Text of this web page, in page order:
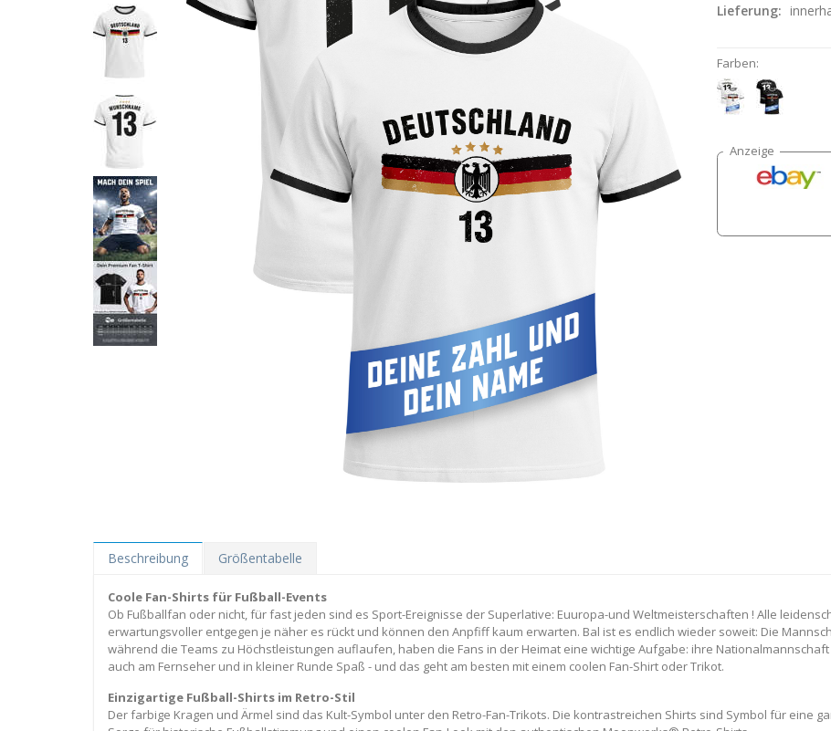
Lieferung:
Farben:
Beschreibung Größentabelle
Coole Fan-Shirts für Fußball-Events
Ob Fußballfan oder nicht, für fast jeden sind es Sport-Ereignisse der Superlative: Euuropa-und Weltmeisterschaften ! Alle
erwartungsvoller entgegen je näher es rückt und können den Anpfiff kaum erwarten. Bal ist es endlich wieder soweit: Die
während die Teams zu Höchstleistungen auflaufen, haben die Fans in der Heimat eine wichtige Aufgabe: ihre
auch am Fernseher und in kleiner Runde Spaß - und das geht am besten mit einem coolen Fan-Shirt oder Trikot.
Einzigartige Fußball-Shirts im Retro-Stil
Der farbige Kragen und Ärmel sind das Kult-Symbol unter den Retro-Fan-Trikots. Die kontrastreichen Shirts sind Symbol für eine